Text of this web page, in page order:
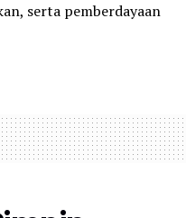
serta pemberdayaan